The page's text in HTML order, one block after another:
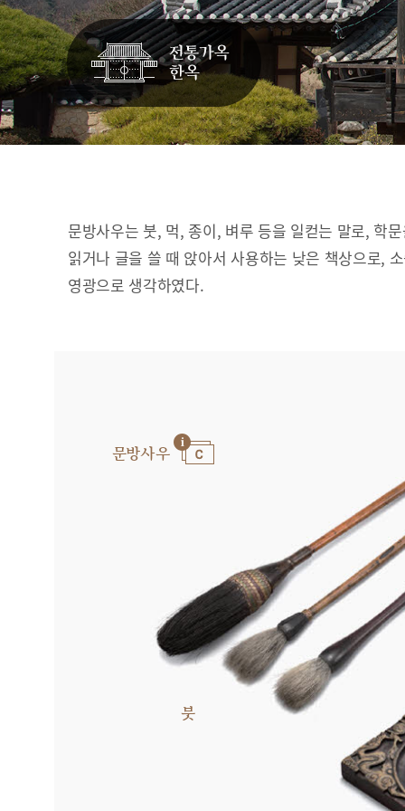
문방사우는 붓, 먹, 종이, 벼루 등을 일컫는 말로, 학
읽거나 글을 쓸 때 앉아서 사용하는 낮은 책상으로,
영광으로 생각하였다.
문방사우
붓